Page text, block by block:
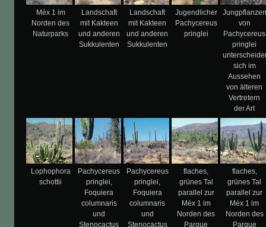
Méx 1 im
Norden des
Naturparks
Landschaft
mit Kakteen
und anderen
Sukkulenten
Landschaft
mit Kakteen
und anderen
Sukkulenten
Jugendlicher
Pachycereus
pringlei
Jungpflanzen
von
Pachycereus
pringlei
sich im
Aussehen
von älteren
Vertretern
der Art
Lophophora
schottii
Pachycereus
pringlei,
Foquiera
columnaris
und
Stenocactus
Pachycereus
pringlei,
Foquiera
columnaris
und
Stenocactus
flaches,
grünes Tal
parallel zur
Méx 1 im
Norden des
Parque
flaches,
grünes Tal
parallel zur
Méx 1 im
Norden des
Parque